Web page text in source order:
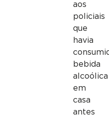
aos
policiais
que
havia
bebida
alcoólica
em
casa
antes